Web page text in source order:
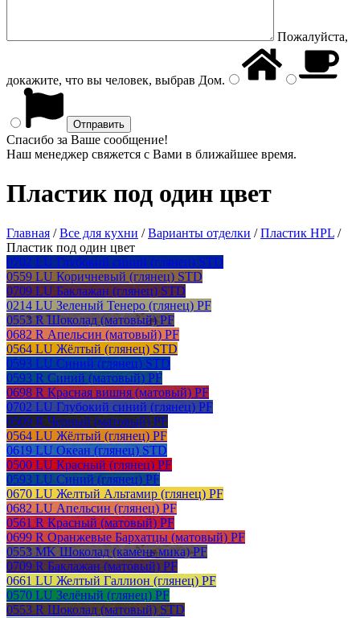
Пожалуйста,
докажите, что вы человек, выбрав Дом.
Спасибо за Ваше сообщение!
Наш менеджер свяжется с Вами в ближайшее время.
Пластик под один цвет
Главная /Все для кухни /Варианты отделки /Пластик HPL /
Пластик под один цвет
0702 LU Глубокий синий (глянец) STD
0559 LU Коричневый (глянец) STD
0709 LU Баклажан (глянец) STD
0214 LU Зеленый Тенеро (глянец) PF
0553 R Шоколад (матовый) PF
0682 R Апельсин (матовый) PF
0564 LU Жёлтый (глянец) STD
0593 LU Синий (глянец) STD
0593 R Синий (матовый) PF
0698 R Красная вишня (матовый) PF
0702 LU Глубокий синий (глянец) PF
0509 R Черный (матовый) PF
0564 LU Жёлтый (глянец) PF
0619 LU Океан (глянец) STD
0500 LU Красный (глянец) PF
0593 LU Синий (глянец) PF
0670 LU Желтый Альтамир (глянец) PF
0682 LU Апельсин (глянец) PF
0561 R Красный (матовый) PF
0699 R Оранжевые Бархатцы (матовый) PF
0553 MK Шоколад (камень мика) PF
0709 R Баклажан (матовый) PF
0661 LU Желтый Галлион (глянец) PF
0570 LU Зелёный (глянец) PF
0553 R Шоколад (матовый) STD